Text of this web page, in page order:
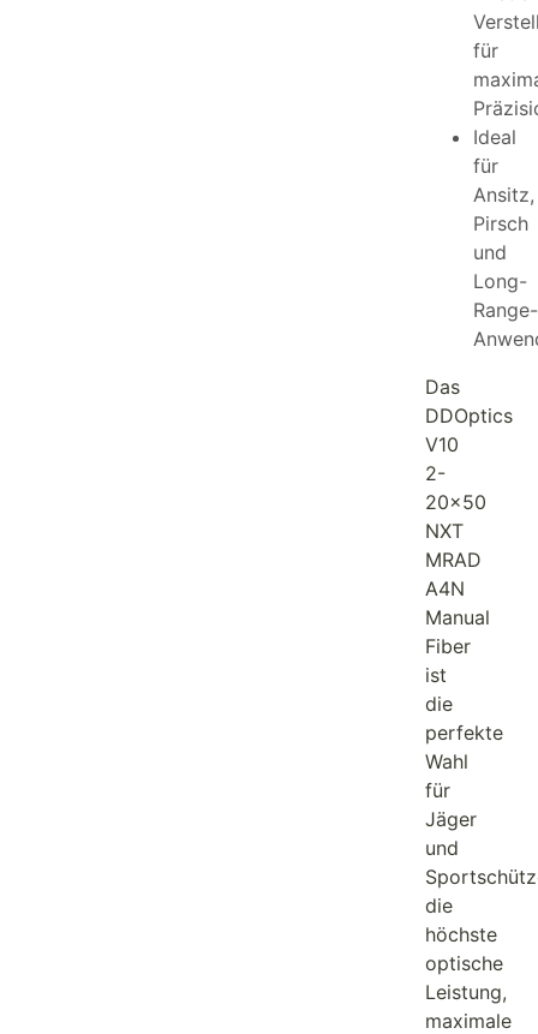
für
Ideal
für
Ansitz,
Pirsch
und
Long-
Range-
Das
DDOptics
V10
2-
20×50
NXT
MRAD
A4N
Manual
Fiber
ist
die
perfekte
Wahl
für
Jäger
und
die
höchste
optische
Leistung,
maximale